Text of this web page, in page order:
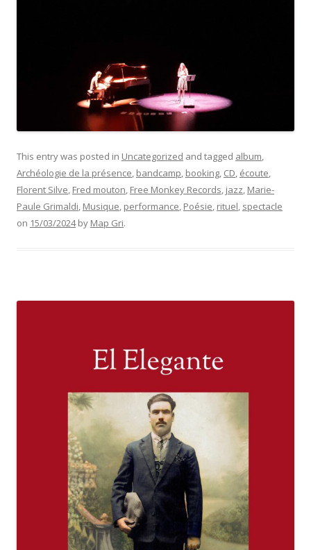
This entry was posted in Uncategorized and tagged album
Archéologie de la présence bandcamp booking CD écoute
Florent Silve Fred mouton Free Monkey Records jazz Marie-
Paule Grimaldi Musique performance Poésie rituel spectacle
on 15/03/2024by Map Gri.